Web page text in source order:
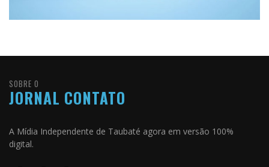
SOBRE O
JORNAL CONTATO
A Mídia Independente de Taubaté agora em versão 100%
digital.